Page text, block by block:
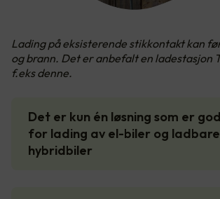
Lading på eksisterende stikkontakt kan
og brann. Det er anbefalt en ladestasjon
f.eks denne.
Det er kun én løsning som er
for lading av el-biler og ladbare
hybridbiler